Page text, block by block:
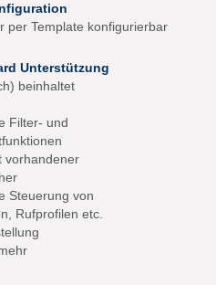
per Template konfigurierbar
Unterstützung
beinhaltet
Filter- und
vorhandener
Steuerung von
Rufprofilen etc.